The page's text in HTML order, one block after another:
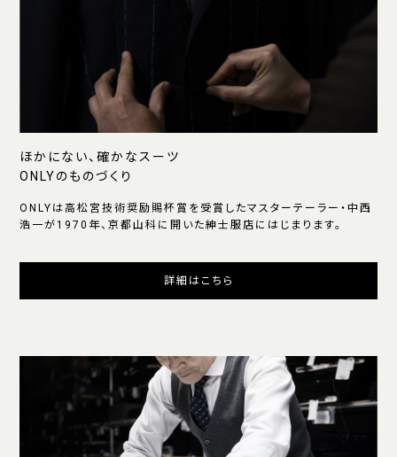
ほかにない、確かなスーツ
ONLYのものづくり
ONLYは高松宮技術奨励賜杯賞を受賞したマスターテーラー・中西
浩一が1970年、京都山科に開いた紳士服店にはじまります。
詳細はこちら